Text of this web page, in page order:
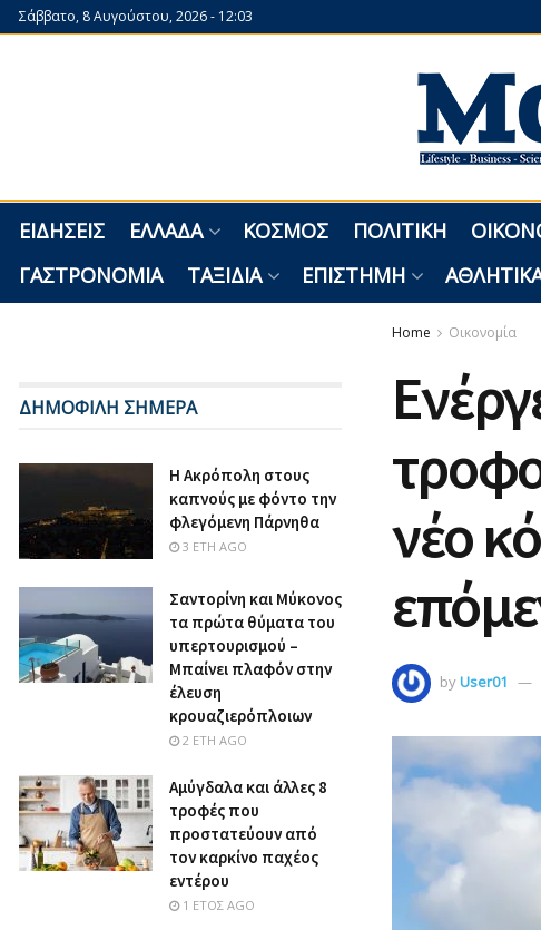
Σάββατο, 8 Αυγούστου, 2026 - 12:03
ΕΙΔΉΣΕΙΣ ΕΛΛΆΔΑ ΚΌΣΜΟΣ ΠΟΛΙΤΙΚΉ
ΓΑΣΤΡΟΝΟΜΊΑ
ΤΑΞΊΔΙΑ ΕΠΙΣΤΉΜΗ
Home Οικονομία
νέο
byUser01
ΔΗΜΟΦΙΛΗ ΣΗΜΕΡΑ
Η Ακρόπολη στους
καπνούς με φόντο την
φλεγόμενη Πάρνηθα
3 ΈΤΗ AGO
Σαντορίνη και Μύκονος
τα πρώτα θύματα του
υπερτουρισμού –
Μπαίνει πλαφόν στην
έλευση
κρουαζιερόπλοιων
2 ΈΤΗ AGO
Αμύγδαλα και άλλες 8
τροφές που
προστατεύουν από
τον καρκίνο παχέος
εντέρου
1 ΈΤΟΣ AGO